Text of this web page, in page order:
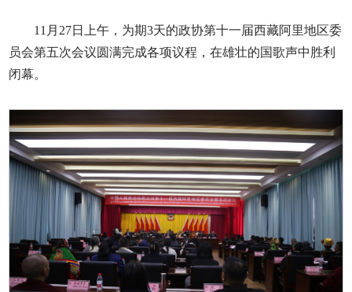
11月27日上午，为期3天的政协第十一届西藏阿里地区委
员会第五次会议圆满完成各项议程，在雄壮的国歌声中胜利
闭幕。